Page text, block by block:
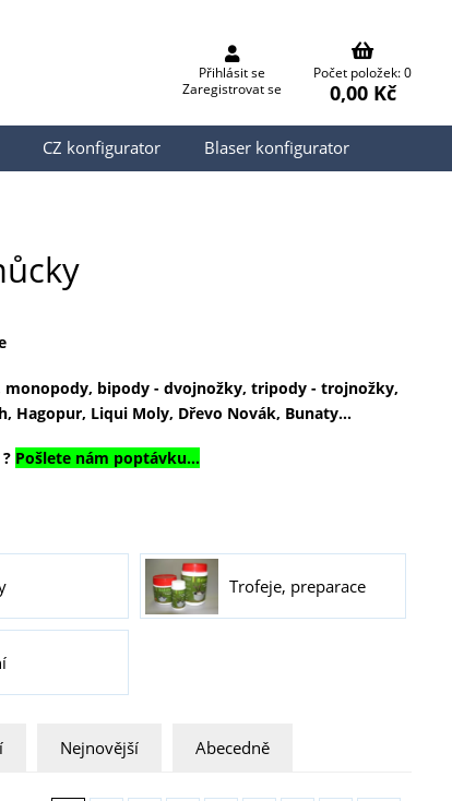
Přihlásit se
Zaregistrovat se
Počet položek: 0
0,00 Kč
CZ konfigurator Blaser konfigurator
bipody - dvojnožky, tripody - trojnožky,
Hagopur, Liqui Moly, Dřevo Novák, Bunaty...
Pošlete nám poptávku...
Trofeje, preparace
Nejnovější Abecedně